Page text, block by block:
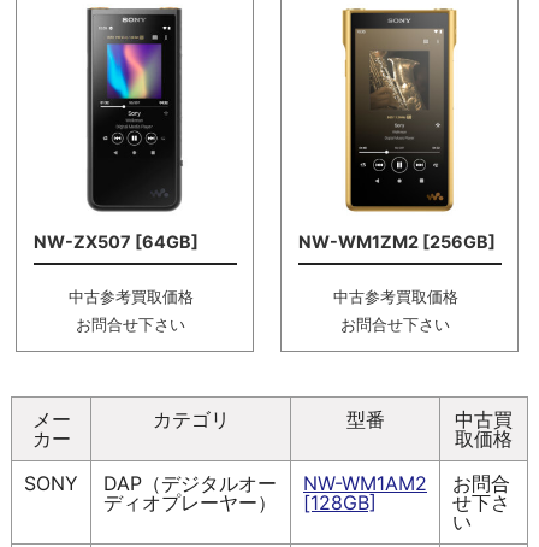
NW-ZX507 [64GB]
中古参考買取価格
お問合せ下さい
NW-WM1ZM2 [256GB]
中古参考買取価格
お問合せ下さい
メー
カー
カテゴリ 型番
中古買
取価格
SONY
DAP（デジタルオー
ディオプレーヤー）
NW-WM1AM2
[128GB]
お問合
せ下さ
い